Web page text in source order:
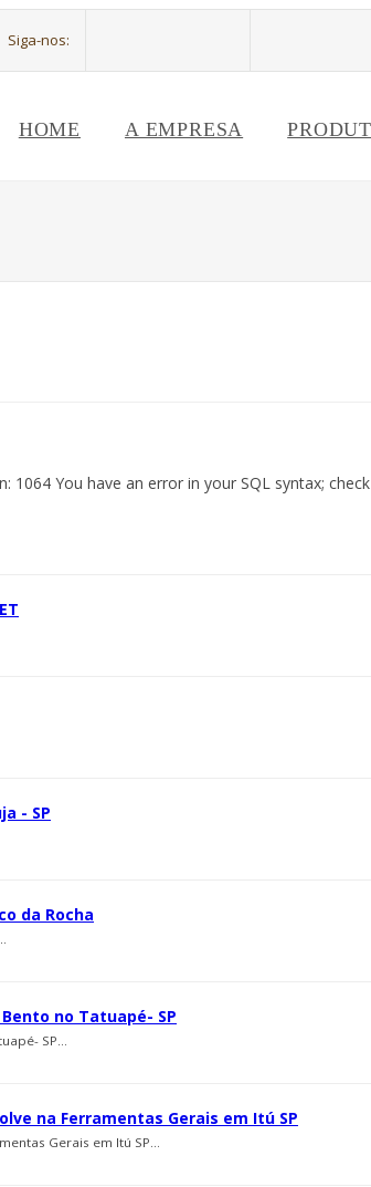
Siga-nos:
HOME A EMPRESA
1064 You have an error in your SQL syntax;
- SP
da Rocha
no Tatuapé- SP
SP...
na Ferramentas Gerais em Itú SP
Gerais em Itú SP...